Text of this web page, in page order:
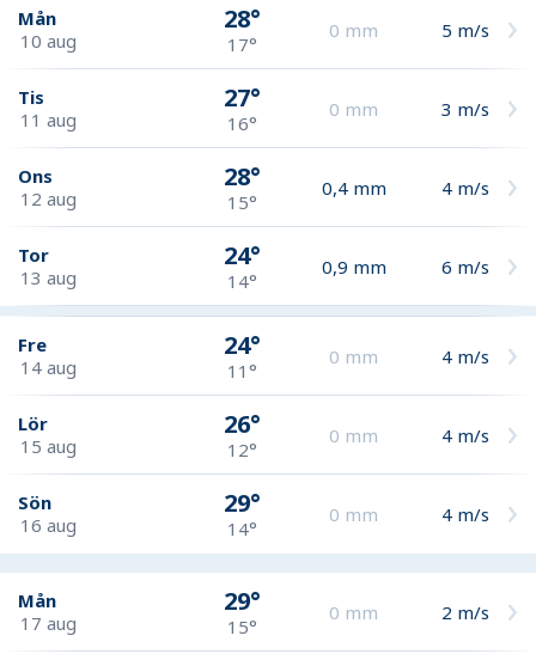
Mån
10 aug
28°
17°
0 mm 5 m/s
Tis
11 aug
27°
16°
0 mm 3 m/s
Ons
12 aug
28°
15°
0,4 mm 4 m/s
Tor
13 aug
24°
14°
0,9 mm 6 m/s
Fre
14 aug
24°
11°
0 mm 4 m/s
Lör
15 aug
26°
12°
0 mm 4 m/s
Sön
16 aug
29°
14°
0 mm 4 m/s
Mån
17 aug
29°
15°
0 mm 2 m/s